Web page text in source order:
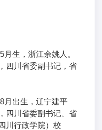
生，浙江余姚人。
四川省委副书记，省
月出生，辽宁建平
四川省委副书记、省
川行政学院）校